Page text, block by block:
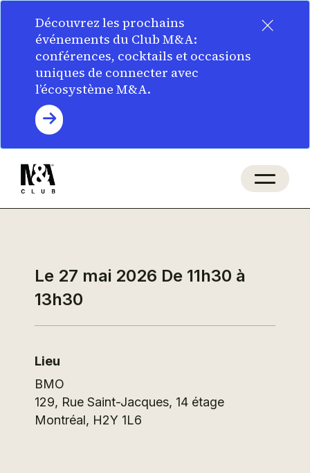
×
Découvrez les prochains
événements du Club M&A:
conférences, cocktails et occasions
uniques de connecter avec
l’écosystème M&A.
Le 27 mai 2026 De 11h30 à
13h30
Lieu
BMO
129, Rue Saint-Jacques, 14 étage
Montréal, H2Y 1L6